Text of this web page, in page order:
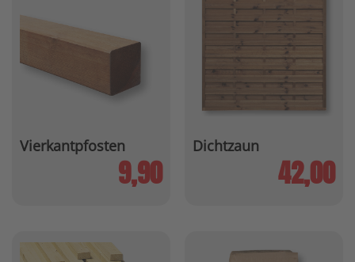
Vierkantpfosten
9,90
Dichtzaun
42,00